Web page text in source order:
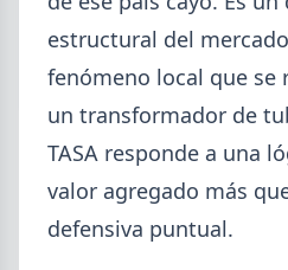
Recibí el reporte semanal más
metalúrgicas directo a tu mail o celular.
REGISTRESE GRATIS
estructural del
fenómeno local que se
un transformador de
TASA responde a una
valor agregado más
defensiva puntual.